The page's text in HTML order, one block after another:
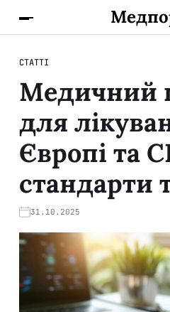
СТАТТІ
Медичний
для
Європі та
стандарти
31.10.2025